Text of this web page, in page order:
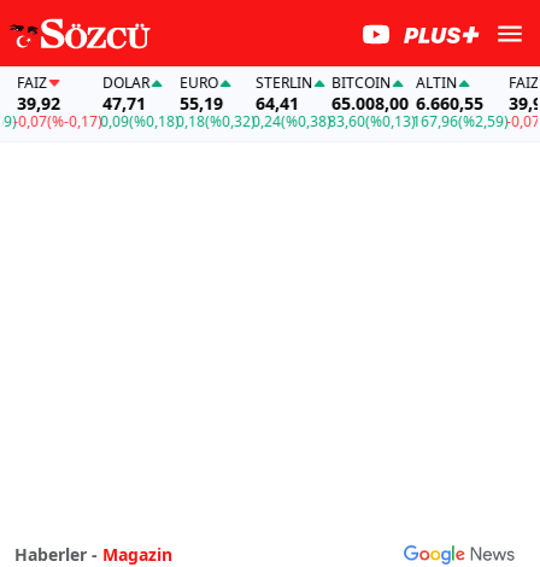
FAİZ
39,92
(%-0,17)
DOLAR
47,71
0,09(%0,18)
EURO
55,19
0,18(%0,32)
STERLIN
64,41
0,24(%0,38)
BITCOIN
65.008,00
83,60(%0,13)
ALTIN
6.660,55
167,96(%2,59)
FAİZ
39,92
-0,07
Haberler - Magazin